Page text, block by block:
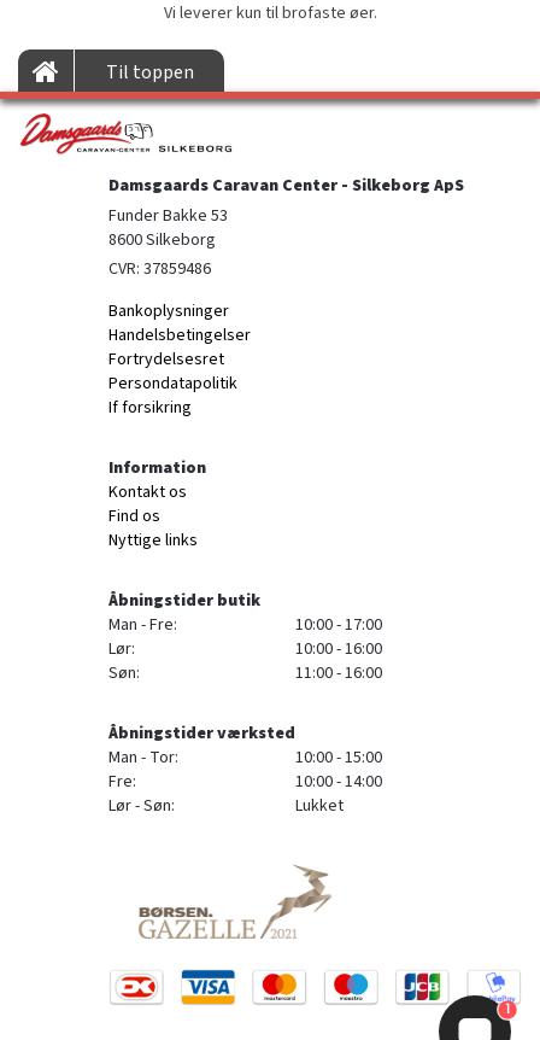
Vi leverer kun til brofaste øer.
Til toppen
Damsgaards Caravan Center - Silkeborg ApS
Funder Bakke 53
8600 Silkeborg
CVR: 37859486
Bankoplysninger
Handelsbetingelser
Fortrydelsesret
Persondatapolitik
If forsikring
Information
Kontakt os
Find os
Nyttige links
Åbningstider butik
Man - Fre:
10:00 - 17:00
Lør:
10:00 - 16:00
Søn:
11:00 - 16:00
Åbningstider værksted
Man - Tor:
10:00 - 15:00
Fre:
10:00 - 14:00
Lør - Søn:
Lukket
1